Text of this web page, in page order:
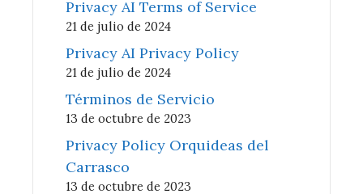
Privacy AI Terms of Service
21 de julio de 2024
Privacy AI Privacy Policy
21 de julio de 2024
Términos de Servicio
13 de octubre de 2023
Privacy Policy Orquideas del
Carrasco
13 de octubre de 2023